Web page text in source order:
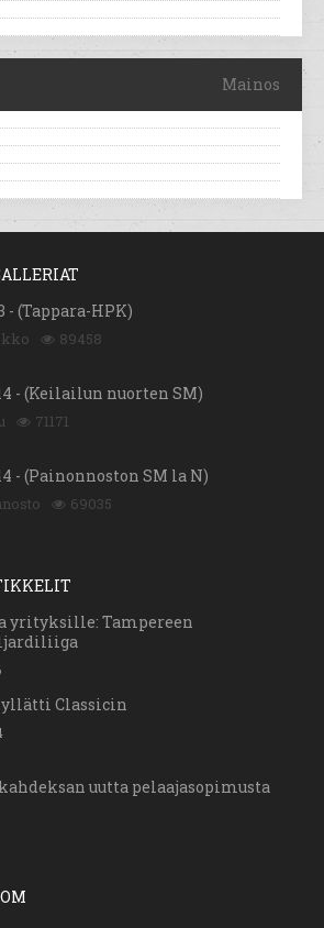
Mainos
- (Tappara-HPK)
89458
- (Keilailun nuorten SM)
71171
- (Painonnoston SM la N)
69035
yrityksille: Tampereen
Classicin
uutta pelaajasopimusta